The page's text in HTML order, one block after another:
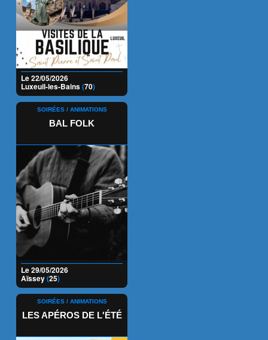
Le 22/05/2026
Luxeuil-les-Bains(70)
SOIRÉES / ANIMATIONS
BAL FOLK
Le 29/05/2026
Aïssey(25)
SOIRÉES / ANIMATIONS
LES APÉROS DE L'ÉTÉ